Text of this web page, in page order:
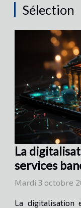
Sélection
La
services
Mardi 3 octobre
La digitalisation